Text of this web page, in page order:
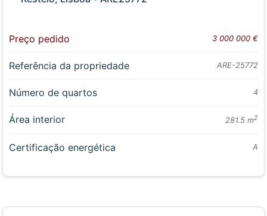
Preço pedido 3 000 000 €
Referência da propriedade ARE-25772
Número de quartos 4
Área interior 281.5 m2
Certificação energética A